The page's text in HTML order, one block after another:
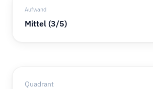
Aufwand
Mittel (3/5)
Quadrant